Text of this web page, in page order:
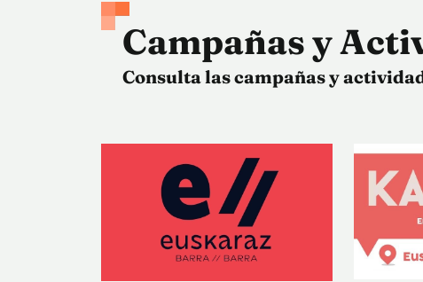
Campañas y
Consulta las campañas y